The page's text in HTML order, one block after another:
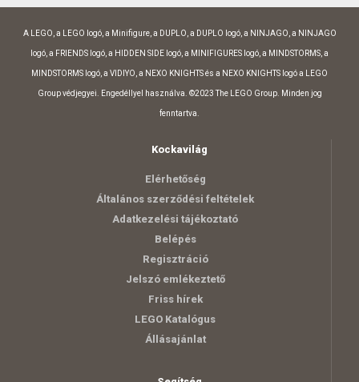
A LEGO, a LEGO logó, a Minifigure, a DUPLO, a DUPLO logó, a NINJAGO, a NINJAGO
logó, a FRIENDS logó, a HIDDEN SIDE logó, a MINIFIGURES logó, a MINDSTORMS, a
MINDSTORMS logó, a VIDIYO, a NEXO KNIGHTS és a NEXO KNIGHTS logó a LEGO
Group védjegyei. Engedéllyel használva. ©2023 The LEGO Group. Minden jog
fenntartva.
Kockavilág
Elérhetőség
Általános szerződési feltételek
Adatkezelési tájékoztató
Belépés
Regisztráció
Jelszó emlékeztető
Friss hírek
LEGO Katalógus
Állásajánlat